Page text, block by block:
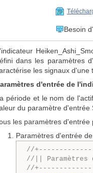
Besoin
dans les paramètres
les signaux d'une
d'entrée de
période et le nom de
du paramètre d'entrée
les paramètres
Paramètres d'entrée
//
//|| Paramètres
//